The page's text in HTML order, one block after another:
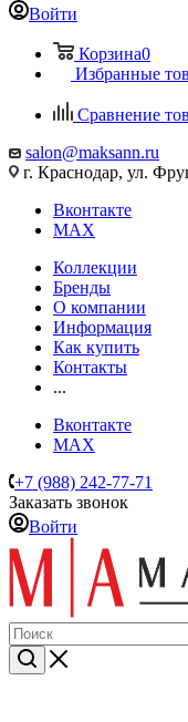
Войти
Корзина0
Избранные
Сравнение
salon@maksann.ru
г. Краснодар, ул.
Вконтакте
MAX
Коллекции
Бренды
О компании
Информация
Как купить
Контакты
...
Вконтакте
MAX
+7 (988) 242-77-71
Заказать звонок
Войти